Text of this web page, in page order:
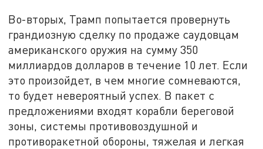
Во-вторых, Трамп попытается провернуть
грандиозную сделку по продаже саудовцам
американского оружия на сумму 350
миллиардов долларов в течение 10 лет. Если
это произойдет, в чем многие сомневаются,
то будет невероятный успех. В пакет с
предложениями входят корабли береговой
зоны, системы противовоздушной и
противоракетной обороны, тяжелая и легкая